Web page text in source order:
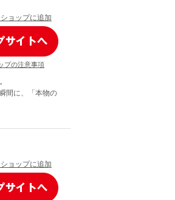
ョップに追加
プの注意事項
間に、「本物の
ョップに追加